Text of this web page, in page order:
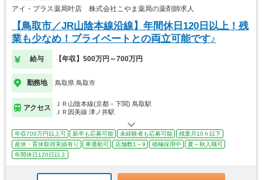
アイ・プラス薬局叶店 株式会社こやま薬局の薬剤師求人
【鳥取市／JR山陰本線沿線】年間休日120日以上！残
業も少なめ！プライベートとの両立可能です♪
給与 【年収】500万円～700万円
勤務地 鳥取県 鳥取市
アクセス
ＪＲ山陰本線(京都－下関) 鳥取駅
ＪＲ因美線 津ノ井駅
年収700万円以上可 新卒も応募可能 未経験者も応募可能
残業月10ｈ以下
産休・育休取得実績有り
車通勤可 店舗数1～9 積極採用中
夏～秋入職可
年間休日120日以上